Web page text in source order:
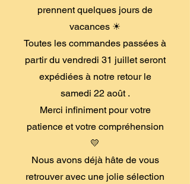
prennent quelques jours de
vacances ☀
Toutes les commandes passées à
partir du vendredi 31 juillet seront
expédiées à notre retour le
samedi 22 août .
Merci infiniment pour votre
patience et votre compréhension
💛
Nous avons déjà hâte de vous
retrouver avec une jolie sélection